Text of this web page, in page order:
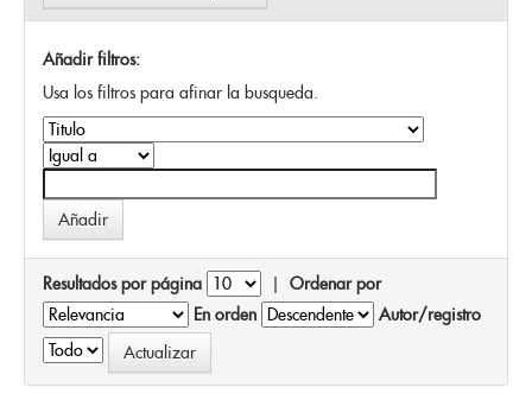
Añadir filtros:
Usa los filtros para afinar la busqueda.
Resultados por página | Ordenar por
En orden
Autor/registro